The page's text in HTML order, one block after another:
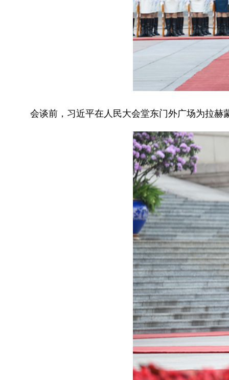
会谈前，习近平在人民大会堂东门外广场为拉赫